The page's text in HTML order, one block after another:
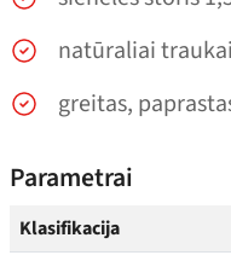
natūraliai traukai
greitas,
Parametrai
Klasifikacija